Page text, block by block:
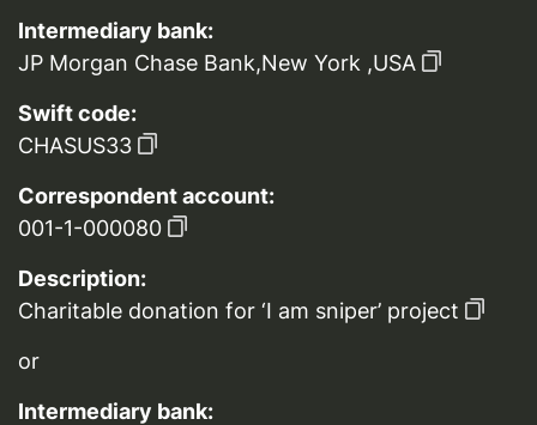
Intermediary bank:
JP Morgan Chase Bank,New York ,USA
Swift code:
CHASUS33
Correspondent account:
001-1-000080
Description:
Charitable donation for ‘I am sniper’ project
or
Intermediary bank: